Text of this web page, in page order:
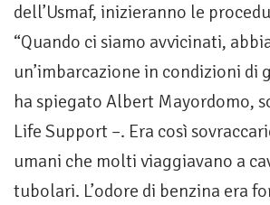
dell’Usmaf, inizieranno le
“Quando ci siamo avvicinati,
un’imbarcazione in condizioni di
ha spiegato Albert Mayordomo,
Life Support –. Era così
umani che molti viaggiavano a
tubolari. L’odore di benzina era